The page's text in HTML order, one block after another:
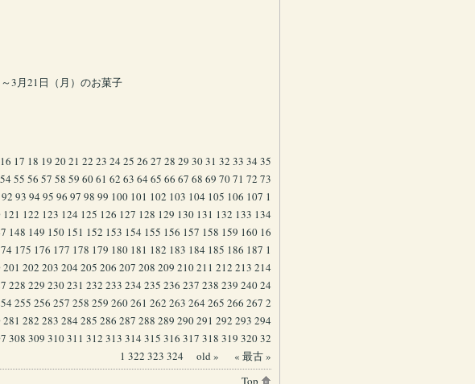
3月21日（月）のお菓子
16 17 18 19 2021 22 23 24 25 26 27 28 29 3031 32 33 34 35
54 55 56 57 58 59 6061 62 63 64 65 66 67 68 69 7071 72 73
92 93 94 95 96 97 98 99 100 101 102 103 104 105 106 107 1
121 122 123 124 125 126 127 128 129 130 131 132 133 134
148 149 150 151 152 153 154 155 156 157 158 159 160 16
175 176 177 178 179 180 181 182 183 184 185 186 187 1
201 202 203 204 205 206 207 208 209 210211 212 213 214
228 229 230231 232 233 234 235 236 237 238 239 24024
255 256 257 258 259 260261 262 263 264 265 266 267 2
281 282 283 284 285 286 287 288 289 290291 292 293 294
308 309 310311 312 313 314 315 316 317 318 319 32032
1 322 323 324 old »
« 最古 »
Top